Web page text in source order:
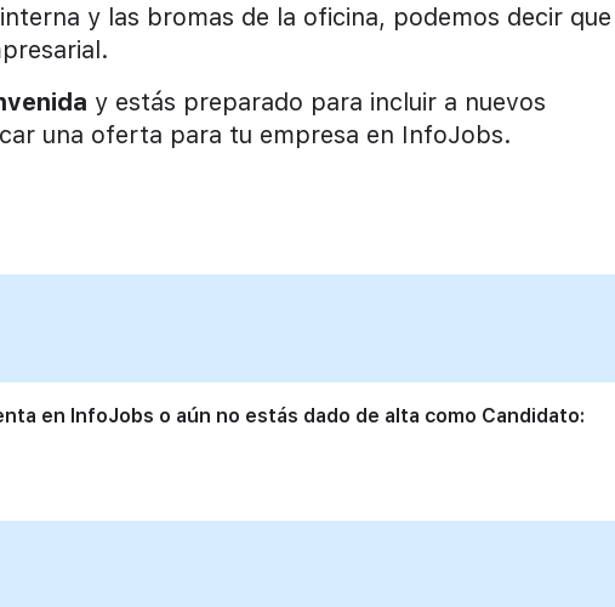
y las bromas de la oficina, podemos decir
y estás preparado para incluir a nuevos
una oferta para tu empresa en InfoJobs.
en InfoJobs o aún no estás dado de alta como Candidato: